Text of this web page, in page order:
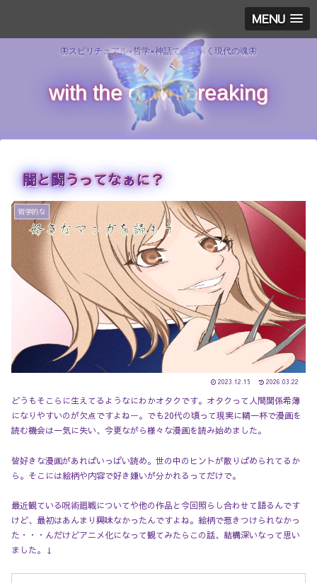
MENU
🦋スピリチュアル×哲学×神話で読み解く現代の魂🦋
with the dawn breaking
闇と闘うってなぁに？
哲学的な
2023.12.15 2026.03.22
どうもそこらに生えてるようなにわかオタクです。オタクって人間関係希薄
になりやすいのが欠点ですよねー。でも20代の頃って現実に精一杯で漫画を
読む機会は一気に失い、今更ながら様々な漫画を読み始めました。
皆好きな漫画があればいっぱい読め。世の中のヒントが散りばめられてるか
ら。そこには絵柄や内容で好き嫌いが分かれるってだけで。
最近観ている呪術廻戦についてや他の作品と今回照らし合わせて語るんです
けど、最初はあんまり興味なかったんですよね。絵柄で惹きつけられなかっ
た・・・んだけどアニメ化になって観てみたらこの話、結構深いなって思い
ました。↓